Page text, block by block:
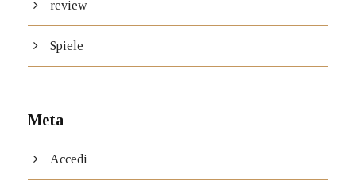
review
Spiele
Meta
Accedi